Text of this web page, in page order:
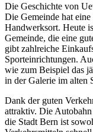
Die Geschichte von
Die Gemeinde hat
Handwerksort. Heute
Gemeinde, die eine
gibt zahlreiche
Sporteinrichtungen.
wie zum Beispiel das
in der Galerie im alten
Dank der guten
attraktiv. Die
die Stadt Bern ist